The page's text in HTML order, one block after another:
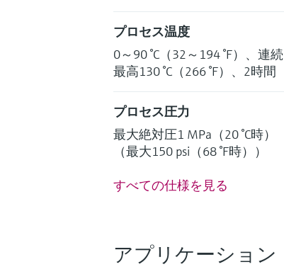
プロセス温度
0～90 °C（32～194 °F）、連続
最高130 °C（266 °F）、2時間
プロセス圧力
最大絶対圧1 MPa（20 °C時）
（最大150 psi（68 °F時））
すべての仕様を見る
アプリケーション